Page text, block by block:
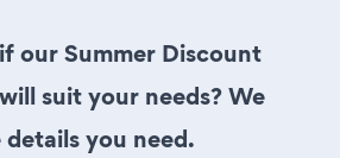
our Summer Discount
suit your needs? We
you need.